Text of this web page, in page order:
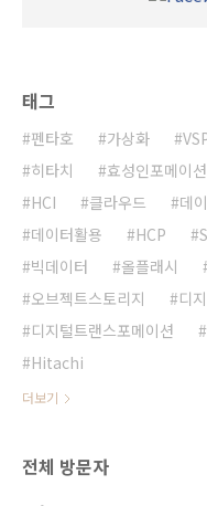
태그
펜타호 가상화
히타치
효성인포메이
HCI
클라우드 데
데이터활용
HCP
빅데이터
올플래시
오브젝트스토리지
디
디지털트랜스포메이션
Hitachi
더보기
전체 방문자